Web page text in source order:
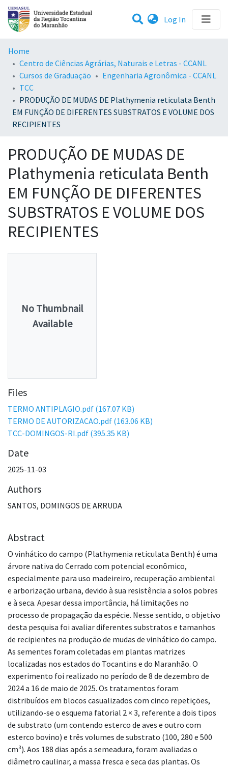
Log In (current)
Statistics
Communities & Collections
All of DSpace
Home
Centro de Ciências Agrárias, Naturais e Letras - CCANL
Cursos de Graduação
Engenharia Agronômica - CCANL
TCC
PRODUÇÃO DE MUDAS DE Plathymenia reticulata Benth
EM FUNÇÃO DE DIFERENTES SUBSTRATOS E VOLUME DOS
RECIPIENTES
PRODUÇÃO DE MUDAS DE
Plathymenia reticulata Benth
EM FUNÇÃO DE DIFERENTES
SUBSTRATOS E VOLUME DOS
RECIPIENTES
No Thumbnail
Available
Files
TERMO ANTIPLAGIO.pdf (167.07 KB)
TERMO DE AUTORIZACAO.pdf (163.06 KB)
TCC-DOMINGOS-RI.pdf (395.35 KB)
Date
2025-11-03
Authors
SANTOS, DOMINGOS DE ARRUDA
Abstract
O vinhático do campo (Plathymenia reticulata Benth) é uma
árvore nativa do Cerrado com potencial econômico,
especialmente para uso madeireiro, recuperação ambiental
e arborização urbana, devido à sua resistência a solos pobres
e à seca. Apesar dessa importância, há limitações no
processo de propagação da espécie. Nesse sentido, o objetivo
desta pesquisa foi avaliar diferentes substratos e tamanhos
de recipientes na produção de mudas de vinhático do campo.
As sementes foram coletadas em plantas matrizes
localizadas nos estados do Tocantins e do Maranhão. O
experimento foi realizado no período de 8 de dezembro de
2024 a 16 de maio de 2025. Os tratamentos foram
distribuídos em blocos casualizados com cinco repetições,
utilizando-se o esquema fatorial 2 × 3, referente a dois tipos
de substrato (um contendo esterco de aves e outro com
esterco bovino) e três volumes de substrato (100, 280 e 500
cm³). Aos 188 dias após a semeadura, foram avaliadas o
diâmetro caulinar, a massa fresca e seca das plantas. Os